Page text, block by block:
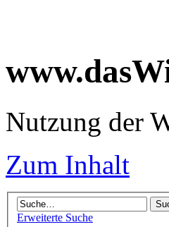
Nutzung der
Zum Inhalt
Erweiterte Suche